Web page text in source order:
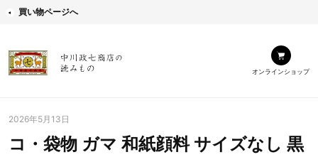
買い物ページへ
オンラインショップ
2026年5月13日
コ・袋物 ガマ 和紙顔料 サイズなし 黒